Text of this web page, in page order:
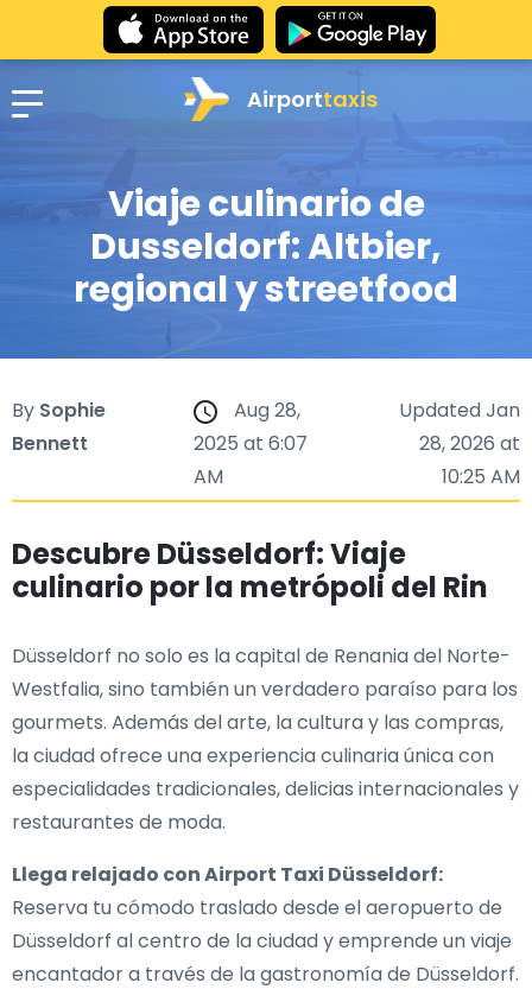
Airporttaxis
Viaje culinario de
Dusseldorf: Altbier,
regional y streetfood
By Sophie
Bennett
Aug 28,
2025 at 6:07
AM
Updated Jan
28, 2026 at
10:25 AM
Descubre Düsseldorf: Viaje
culinario por la metrópoli del Rin
Düsseldorf no solo es la capital de Renania del Norte-
Westfalia, sino también un verdadero paraíso para los
gourmets. Además del arte, la cultura y las compras,
la ciudad ofrece una experiencia culinaria única con
especialidades tradicionales, delicias internacionales y
restaurantes de moda.
Llega relajado con Airport Taxi Düsseldorf:
Reserva tu cómodo traslado desde el aeropuerto de
Düsseldorf al centro de la ciudad y emprende un viaje
encantador a través de la gastronomía de Düsseldorf.